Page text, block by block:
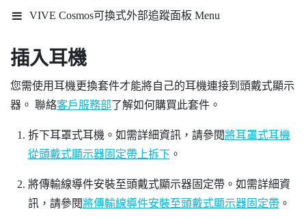
VIVE Cosmos可換式外部追蹤面板 Menu
插入耳機
您需使用耳機更換套件才能將自己的耳機連接到頭戴式顯示
器。 聯絡客戶服務部了解如何購買此套件。
拆下耳罩式耳機。如需詳細資訊，請參閱將耳罩式耳機
從頭戴式顯示器固定帶上拆下。
將傳輸線導件安裝至頭戴式顯示器固定帶。如需詳細資
訊，請參閱將傳輸線導件安裝至頭戴式顯示器固定帶 。